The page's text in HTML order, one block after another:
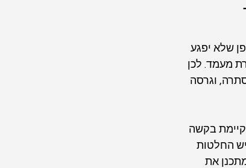
שלא יפגע
מעמד. לכן
וגרסה
קיימת בקשה
החלטות
את